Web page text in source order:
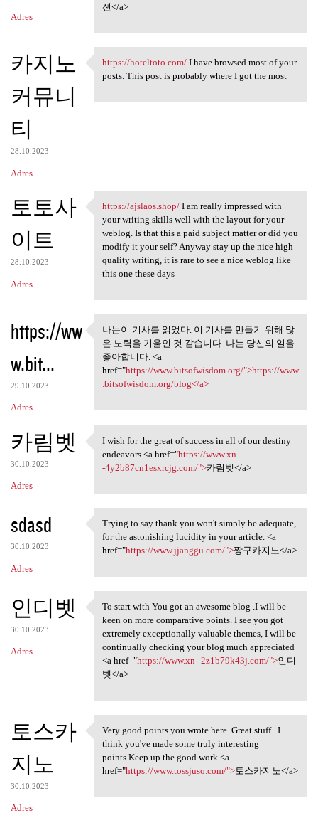
Adres
션</a>
카지노
커뮤니
티
28.10.2023
Adres
https://hoteltoto.com/ I have
https://hoteltoto.com/I have browsed most of your
posts. This post is probably where I got the most
토토사
이트
28.10.2023
Adres
https://ajslaos.shop/ I am
https://ajslaos.shop/I am really impressed with
your writing skills well with the layout for your
weblog. Is that this a paid subject matter or did you
modify it your self? Anyway stay up the nice high
quality writing, it is rare to see a nice weblog like
this one these days
https://ww
w.bit...
29.10.2023
Adres
나는이 기사를 읽었다. 이 기사를
만들기 위해 많은
나는이 기사를 읽었다. 이 기사를 만들기 위해 많
은 노력을 기울인 것 같습니다. 나는 당신의 일을
좋아합니다. <a
href="https://www.bitsofwisdom.org/">https://www
.bitsofwisdom.org/blog</a>
카림벳
30.10.2023
Adres
I wish for the great of
I wish for the great of success in all of our destiny
endeavors <a href="https://www.xn-
-4y2b87cn1esxrcjg.com/">카림벳</a>
sdasd
30.10.2023
Adres
Trying to say thank you won't
Trying to say thank you won't simply be adequate,
for the astonishing lucidity in your article. <a
href="https://www.jjanggu.com/">짱구카지노</a>
인디벳
30.10.2023
Adres
To start with You got an
To start with You got an awesome blog .I will be
keen on more comparative points. I see you got
extremely exceptionally valuable themes, I will be
continually checking your blog much appreciated
<a href="https://www.xn--2z1b79k43j.com/">인디
벳</a>
토스카
지노
30.10.2023
Adres
Very good points you wrote
Very good points you wrote here..Great stuff...I
think you've made some truly interesting
points.Keep up the good work <a
href="https://www.tossjuso.com/">토스카지노</a>